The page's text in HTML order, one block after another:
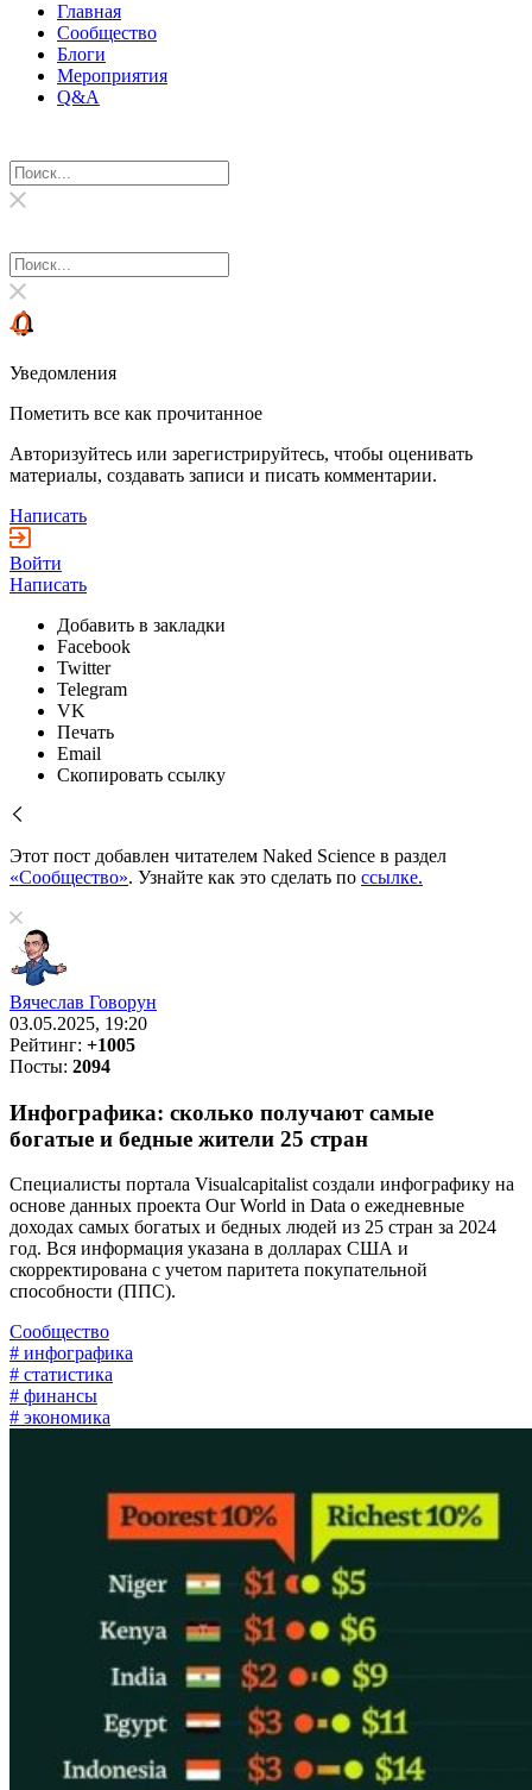
Главная
Сообщество
Блоги
Мероприятия
Q&A
Уведомления
Пометить все как прочитанное
Авторизуйтесь или зарегистрируйтесь, чтобы оценивать
материалы, создавать записи и писать комментарии.
Написать
Войти
Написать
Добавить в закладки
Facebook
Twitter
Telegram
VK
Печать
Email
Скопировать ссылку
Этот пост добавлен читателем Naked Science в раздел
«Сообщество». Узнайте как это сделать по ссылке.
Вячеслав Говорун
03.05.2025, 19:20
Рейтинг: +1005
Посты: 2094
Инфографика: сколько получают самые
богатые и бедные жители 25 стран
Специалисты портала Visualcapitalist создали инфографику на
основе данных проекта Our World in Data о ежедневные
доходах самых богатых и бедных людей из 25 стран за 2024
год. Вся информация указана в долларах США и
скорректирована с учетом паритета покупательной
способности (ППС).
Сообщество
# инфографика
# статистика
# финансы
# экономика